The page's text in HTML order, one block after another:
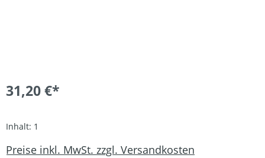
31,20 €*
Inhalt: 1
Preise inkl. MwSt. zzgl. Versandkosten